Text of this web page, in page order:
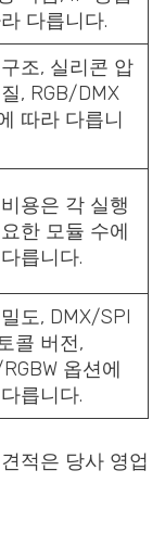
다릅니다.
조, 실리콘 압
, RGB/DMX
따라 다릅니
용은 각 실행
한 모듈 수에
릅니다.
도, DMX/SPI
콜 버전,
옵션에
릅니다.
적은 당사 영업